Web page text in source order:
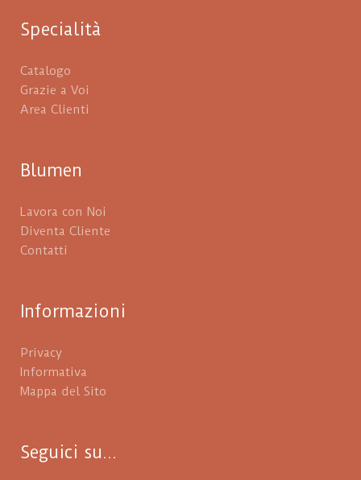
Specialità
Catalogo
Grazie a Voi
Area Clienti
Blumen
Lavora con Noi
Diventa Cliente
Contatti
Informazioni
Privacy
Informativa
Mappa del Sito
Seguici su...